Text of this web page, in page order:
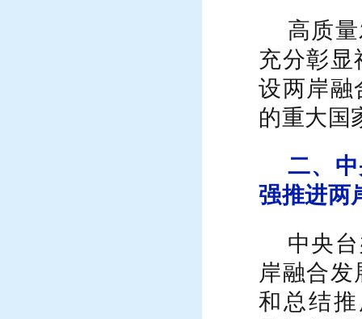
高质量
充分彰显
设两岸融
的重大国
二、
强推进两
中央
岸融合
和总结